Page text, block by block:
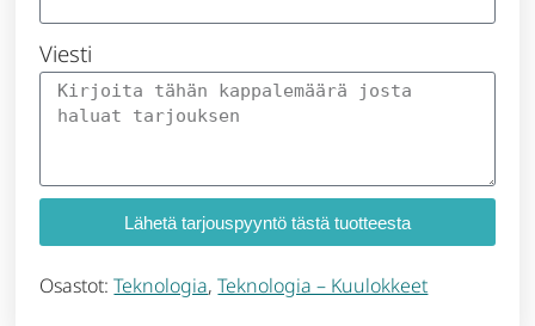
Viesti
Lähetä tarjouspyyntö tästä tuotteesta
Osastot:Teknologia,Teknologia – Kuulokkeet